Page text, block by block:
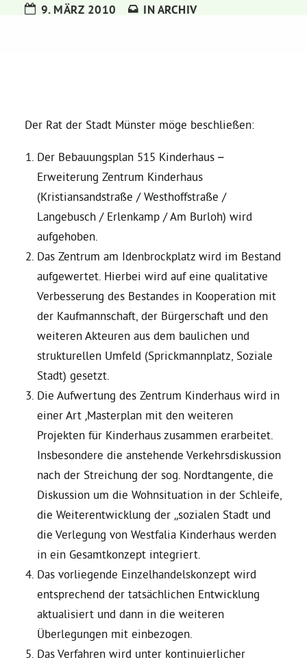
Dorothea Deppermann, MdL
Grüne im Rathaus
Ratsfraktion
Ratsmitglieder 2025 – 2030
Ratsanträge
Fraktionsgeschäftsstelle
Bezirksvertretungen
Aktiv werden
Termine
Arbeitsgruppen
9. MÄRZ 2010 INARCHIV
Der Rat der Stadt Münster möge beschließen:
Der Bebauungsplan 515 Kinderhaus –
Erweiterung Zentrum Kinderhaus
(Kristiansandstraße / Westhoffstraße /
Langebusch / Erlenkamp / Am Burloh) wird
aufgehoben.
Das Zentrum am Idenbrockplatz wird im Bestand
aufgewertet. Hierbei wird auf eine qualitative
Verbesserung des Bestandes in Kooperation mit
der Kaufmannschaft, der Bürgerschaft und den
weiteren Akteuren aus dem baulichen und
strukturellen Umfeld (Sprickmannplatz, Soziale
Stadt) gesetzt.
Die Aufwertung des Zentrum Kinderhaus wird in
einer Art ‚Masterplan mit den weiteren
Projekten für Kinderhaus zusammen erarbeitet.
Insbesondere die anstehende Verkehrsdiskussion
nach der Streichung der sog. Nordtangente, die
Diskussion um die Wohnsituation in der Schleife,
die Weiterentwicklung der „sozialen Stadt und
die Verlegung von Westfalia Kinderhaus werden
in ein Gesamtkonzept integriert.
Das vorliegende Einzelhandelskonzept wird
entsprechend der tatsächlichen Entwicklung
aktualisiert und dann in die weiteren
Überlegungen mit einbezogen.
Das Verfahren wird unter kontinuierlicher